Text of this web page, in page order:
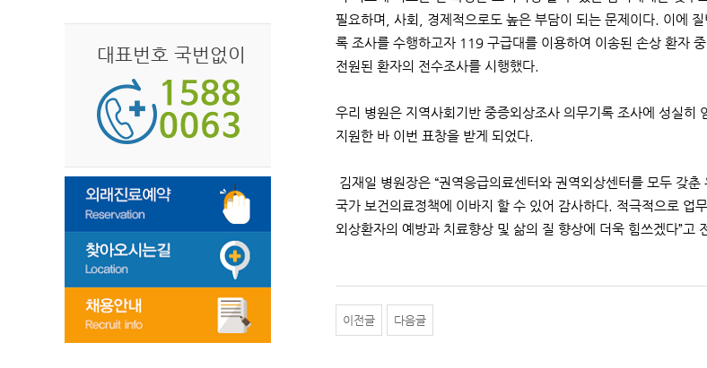
대표번호 국번없이
필요하며, 사회, 경제적으로도 높은 부담이 되는 문제이다. 이에
록 조사를 수행하고자 119 구급대를 이용하여 이송된 손상 환자
전원된 환자의 전수조사를 시행했다.
우리 병원은 지역사회기반 중증외상조사 의무기록 조사에 성실
지원한 바 이번 표창을 받게 되었다.
김재일 병원장은 “권역응급의료센터와 권역외상센터를 모두 갖
국가 보건의료정책에 이바지 할 수 있어 감사하다. 적극적으로 업
외상환자의 예방과 치료향상 및 삶의 질 향상에 더욱 힘쓰겠다”고
이전글 다음글